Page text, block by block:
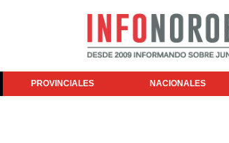
PROVINCIALES NACIONALES